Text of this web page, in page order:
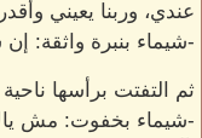
عندي، وربنا يعيني
-شيماء بنبرة واثقة: إن
ثم التفتت برأسها
-شيماء بخفوت: مش